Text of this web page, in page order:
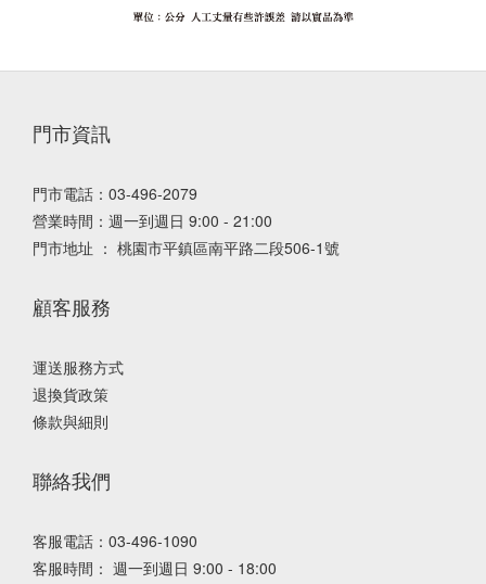
門市資訊
門市電話：03-496-2079
營業時間：週一到週日 9:00 - 21:00
門市地址 ： 桃園市平鎮區南平路二段506-1號
顧客服務
運送服務方式
退換貨政策
條款與細則
聯絡我們
客服電話：03-496-1090
客服時間： 週一到週日 9:00 - 18:00